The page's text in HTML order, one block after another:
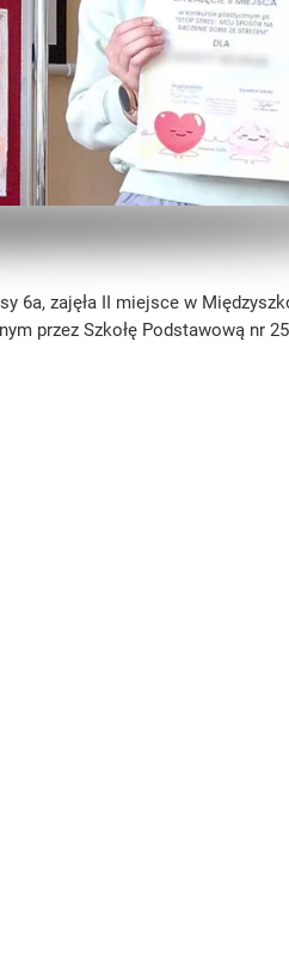
6a, zajęła II miejsce w
przez Szkołę Podstawową nr